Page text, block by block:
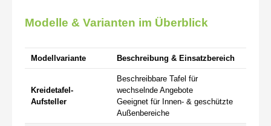
Modelle & Varianten im Überblick
Modellvariante Beschreibung & Einsatzbereich
Kreidetafel-
Aufsteller
Beschreibbare Tafel für
wechselnde Angebote
Geeignet für Innen- & geschützte
Außenbereiche